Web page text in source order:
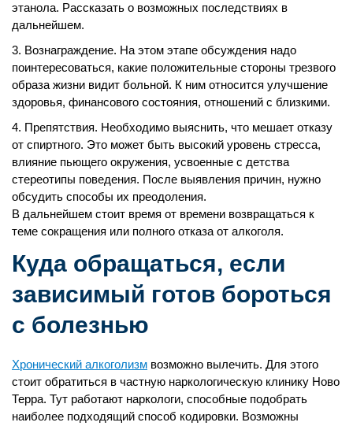
этанола. Рассказать о возможных последствиях в
дальнейшем.
Вознаграждение. На этом этапе обсуждения надо
поинтересоваться, какие положительные стороны трезвого
образа жизни видит больной. К ним относится улучшение
здоровья, финансового состояния, отношений с близкими.
Препятствия. Необходимо выяснить, что мешает отказу
от спиртного. Это может быть высокий уровень стресса,
влияние пьющего окружения, усвоенные с детства
стереотипы поведения. После выявления причин, нужно
обсудить способы их преодоления.
В дальнейшем стоит время от времени возвращаться к
теме сокращения или полного отказа от алкоголя.
Куда обращаться, если
зависимый готов бороться
с болезнью
Хронический алкоголизм возможно вылечить. Для этого
стоит обратиться в частную наркологическую клинику Ново
Терра. Тут работают наркологи, способные подобрать
наиболее подходящий способ кодировки. Возможны